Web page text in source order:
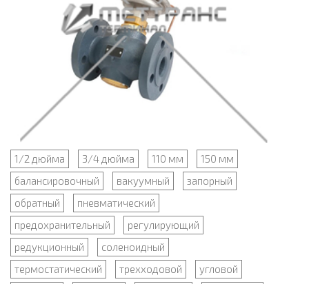
1/2 дюйма 3/4 дюйма 110 мм
150 мм
балансировочный
вакуумный
запорный
обратный
пневматический
предохранительный
регулирующий
редукционный
соленоидный
термостатический
трехходовой
угловой